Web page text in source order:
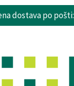
dostava po pošti: